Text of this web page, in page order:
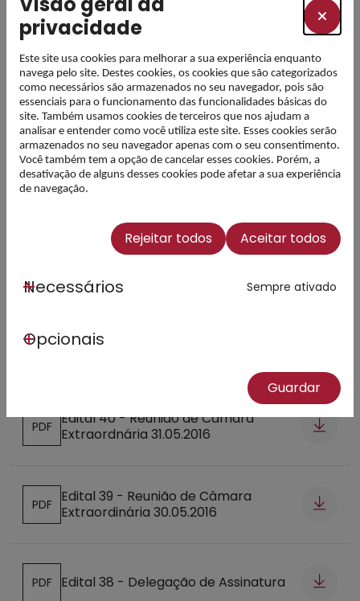
Abre num novo separador
PDF Edital 45 - deliberações 30.05.2016
Abre num novo separador
PDF Edital 44 - Lista definitiva dos
candidatos efetivos, suplentes, e
excluídos para atribuição de bolsas
de estudo 2015-2016
PDF Edital 43 - deliberações 20.05.2016
Abre num novo separador
PDF Edital 41 - Procedimento de Consulta
Abre num novo separador
PDF Edital 40 - Reunião de Câmara
Extraordnária 31.05.2016
Abre num novo separador
PDF
Edital 39 - Reunião de Câmara
Extraordinária 30.05.2016
Abre num novo separador
PDF Edital 38 - Delegação de Assinatura
privacidade
Este site usa cookies para melhorar a sua experiência enquanto
navega pelo site. Destes cookies, os cookies que são categorizados
como necessários são armazenados no seu navegador, pois são
essenciais para o funcionamento das funcionalidades básicas do
site. Também usamos cookies de terceiros que nos ajudam a
analisar e entender como você utiliza este site. Esses cookies serão
armazenados no seu navegador apenas com o seu consentimento.
Você também tem a opção de cancelar esses cookies. Porém, a
desativação de alguns desses cookies pode afetar a sua experiência
de navegação.
Rejeitar todos Aceitar todos
Necessários Sempre ativado
Opcionais
Guardar